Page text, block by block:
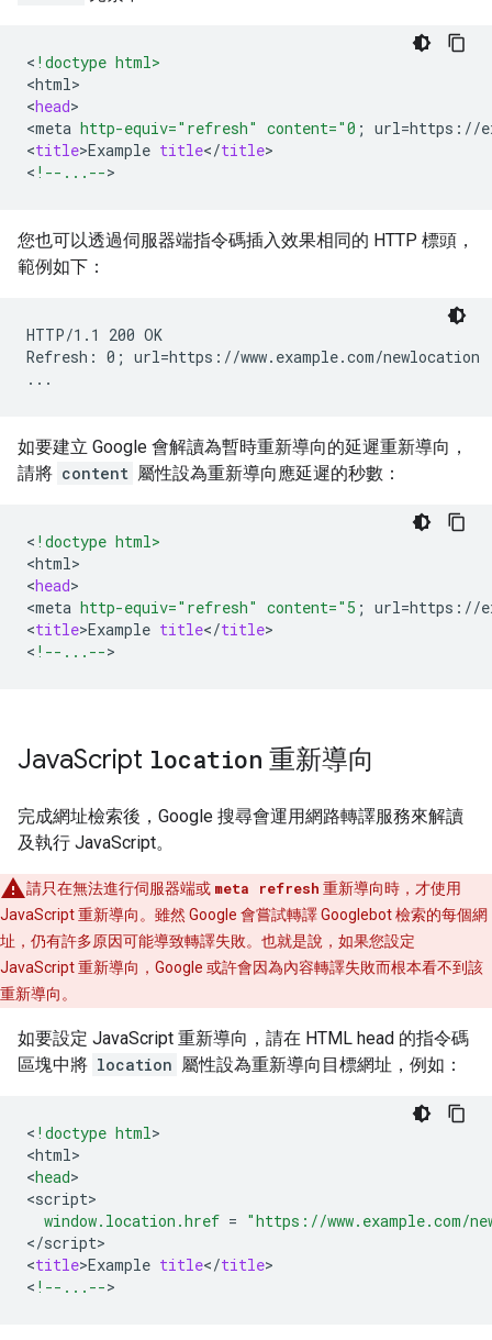
< !doctype html>
<html>
<head>
<meta http-equiv="refresh" content="0 ; url=https : //
<title>Example title</title>
< !--...-->
您也可以透過伺服器端指令碼插入效果相同的 HTTP 標頭，
範例如下：
HTTP/1.1 200 OK
Refresh: 0; url=https://www.example.com/newlocation
...
如要建立 Google 會解讀為暫時重新導向的延遲重新導向，
請將 content 屬性設為重新導向應延遲的秒數：
< !doctype html>
<html>
<head>
<meta http-equiv="refresh" content="5 ; url=https : //
<title>Example title</title>
< !--...-->
JavaScript location 重新導向
完成網址檢索後，Google 搜尋會運用網路轉譯服務來解讀
及執行 JavaScript。
請只在無法進行伺服器端或 meta refresh 重新導向時，才使用
JavaScript 重新導向。雖然 Google 會嘗試轉譯 Googlebot 檢索的每個網
址，仍有許多原因可能導致轉譯失敗。也就是說，如果您設定
JavaScript 重新導向，Google 或許會因為內容轉譯失敗而根本看不到該
重新導向。
如要設定 JavaScript 重新導向，請在 HTML head 的指令碼
區塊中將 location 屬性設為重新導向目標網址，例如：
< !doctype html>
<html>
<head>
<script
window.location.href = "https://www.example.com/
</script>
<title>Example title</title>
< !--...-->